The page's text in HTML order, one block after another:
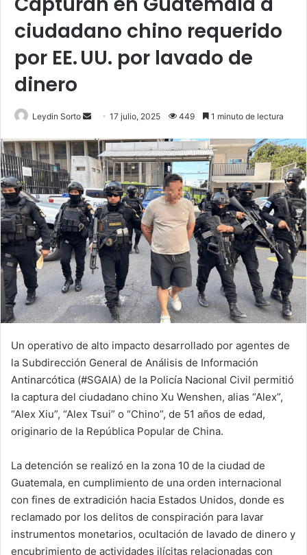
ciudadano chino requerido
por EE. UU. por lavado de
dinero
Leydin Sorto
Send
email
17 julio, 2025 449 1 minuto de lectura
Un operativo de alto impacto desarrollado por agentes de
la Subdirección General de Análisis de Información
Antinarcótica (#SGAIA) de la Policía Nacional Civil permitió
la captura del ciudadano chino Xu Wenshen, alias “Alex”,
“Alex Xiu”, “Alex Tsui” o “Chino”, de 51 años de edad,
originario de la República Popular de China.
La detención se realizó en la zona 10 de la ciudad de
Guatemala, en cumplimiento de una orden internacional
con fines de extradición hacia Estados Unidos, donde es
reclamado por los delitos de conspiración para lavar
instrumentos monetarios, ocultación de lavado de dinero y
encubrimiento de actividades ilícitas relacionadas con